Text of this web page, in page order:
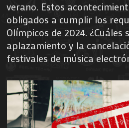
verano. Estos
obligados a cumplir los
Olímpicos de 2024. ¿Cuáles
aplazamiento y la
festivales de música